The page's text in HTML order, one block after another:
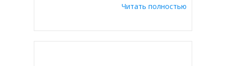
хватит) Охлаждение хорошее, вода
Читать полностью